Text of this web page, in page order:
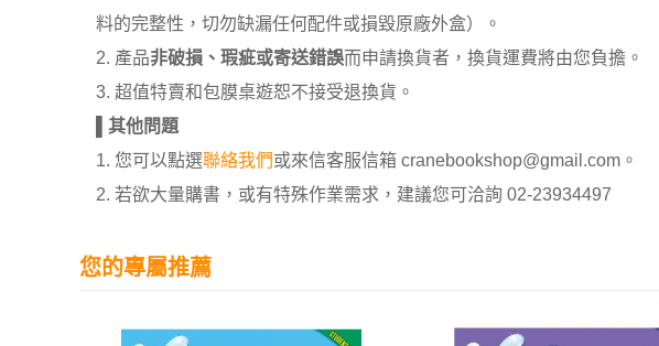
料的完整性，切勿缺漏任何配件或損毀原廠外盒）。
2. 產品非破損、瑕疵或寄送錯誤而申請換貨者，換貨運費將由您負擔。
3. 超值特賣和包膜桌遊恕不接受退換貨。
其他問題
1. 您可以點選聯絡我們或來信客服信箱 cranebookshop@gmail.com。
2. 若欲大量購書，或有特殊作業需求，建議您可洽詢 02-23934497
您的專屬推薦